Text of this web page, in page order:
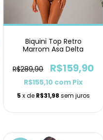
Biquini Top Retro
Marrom Asa Delta
R$289,90 R$159,90
R$155,10 com Pix
5 x de R$31,98 sem juros